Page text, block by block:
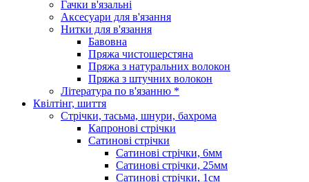
Гачки в'язальні
Аксесуари для в'язання
Нитки для в'язання
Бавовна
Пряжа чистошерстяна
Пряжа з натуральних волокон
Пряжа з штучних волокон
Література по в'язанню *
Квілтінг, шиття
Стрічки, тасьма, шнури, бахрома
Капронові стрічки
Сатинові стрічки
Сатинові стрічки, 6мм
Сатинові стрічки, 25мм
Сатинові стрічки, 1см